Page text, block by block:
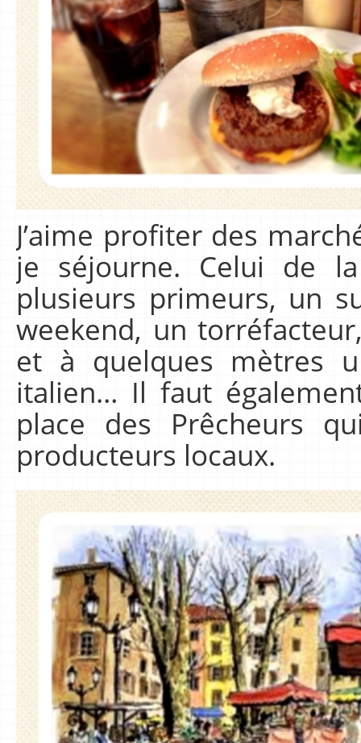
J’aime profiter des
je séjourne. Celui de
plusieurs primeurs, un
weekend, un
et à quelques mètres
italien… Il faut
place des Prêcheurs
producteurs locaux.